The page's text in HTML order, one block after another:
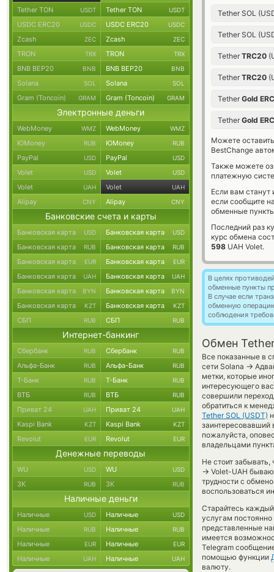
Tether SOL
Tether SOL
Tether TRC20
Tether TRC20
Tether Gold
Tether Gold
Можете
BestChange
Также можете
платежную
Если вам
если сообщите
обменные
Последний раз
курс обмена
598 UAH Volet.
В целях
обменные пункты
В случае если
обменную
соблюдения
Обмен
Все показанные в
сети Solana →
метки, которые
интересующего
совершили
обратиться к
Tether SOL (USDT)
заинтересовавший
пожалуйста,
владельцами
Не стоит
→ Volet-UAH
трудности с
воспользоваться
Старайтесь
услугам
представленные
имеется
Telegram
помощью функции
валюту.
Tether TON USDT Tether TON USDT
USDC ERC20 USDC USDC ERC20 USDC
Zcash ZEC Zcash ZEC
TRON TRX TRON TRX
BNB BEP20 BNB BNB BEP20 BNB
Solana SOL Solana SOL
Gram (Toncoin) GRAM Gram (Toncoin) GRAM
Электронные деньги
WebMoney WMZ WebMoney WMZ
ЮMoney RUB ЮMoney RUB
PayPal USD PayPal USD
Volet USD Volet USD
Volet UAH Volet UAH
Alipay CNY Alipay CNY
Банковские счета и карты
Банковская карта USD Банковская карта USD
Банковская карта RUB Банковская карта RUB
Банковская карта EUR Банковская карта EUR
Банковская карта UAH Банковская карта UAH
Банковская карта BYN Банковская карта BYN
Банковская карта KZT Банковская карта KZT
СБП RUB СБП RUB
Интернет-банкинг
Сбербанк RUB Сбербанк RUB
Альфа-Банк RUB Альфа-Банк RUB
Т-Банк RUB Т-Банк RUB
ВТБ RUB ВТБ RUB
Приват 24 UAH Приват 24 UAH
Kaspi Bank KZT Kaspi Bank KZT
Revolut EUR Revolut EUR
Денежные переводы
WU USD WU USD
ЗК RUB ЗК RUB
Наличные деньги
Наличные USD Наличные USD
Наличные RUB Наличные RUB
Наличные EUR Наличные EUR
Наличные UAH Наличные UAH